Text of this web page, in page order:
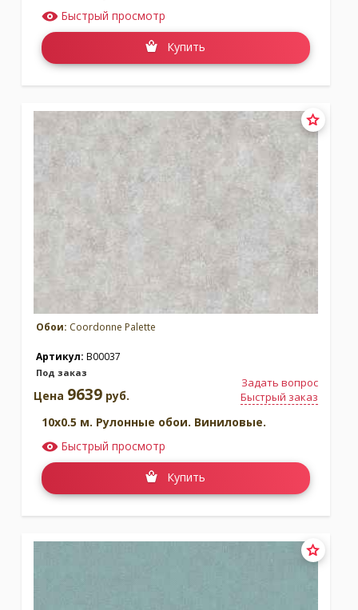
Быстрый просмотр
Купить
Обои: Coordonne Palette
Артикул: B00037
Под заказ
Задать вопрос
Быстрый заказ
Цена 9639 руб.
10x0.5 м. Рулонные обои. Виниловые.
Быстрый просмотр
Купить